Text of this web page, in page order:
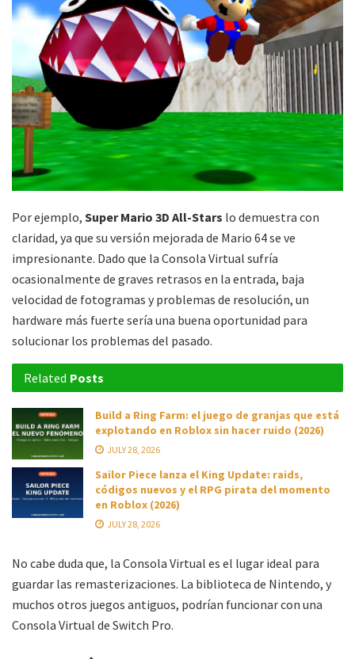
Por ejemplo, Super Mario 3D All-Stars lo demuestra con
claridad, ya que su versión mejorada de Mario 64 se ve
impresionante. Dado que la Consola Virtual sufría
ocasionalmente de graves retrasos en la entrada, baja
velocidad de fotogramas y problemas de resolución, un
hardware más fuerte sería una buena oportunidad para
solucionar los problemas del pasado.
Related Posts
Build a Ring Farm: el juego de granjas que está
explotando en Roblox sin hacer ruido (2026)
JULY 28, 2026
Sailor Piece lanza el King Update: raids,
códigos nuevos y el RPG pirata del momento
en Roblox (2026)
JULY 28, 2026
No cabe duda que, la Consola Virtual es el lugar ideal para
guardar las remasterizaciones. La biblioteca de Nintendo, y
muchos otros juegos antiguos, podrían funcionar con una
Consola Virtual de Switch Pro.